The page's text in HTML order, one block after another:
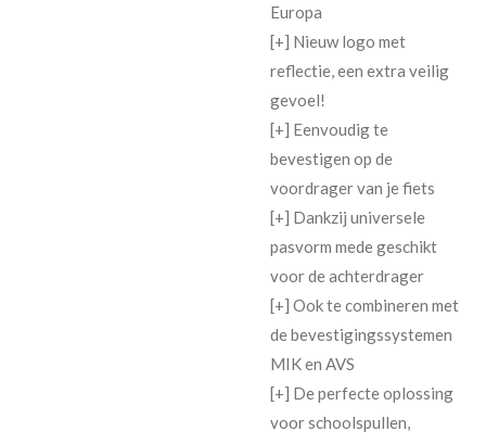
Europa
[+] Nieuw logo met
reflectie, een extra veilig
gevoel!
[+] Eenvoudig te
bevestigen op de
voordrager van je fiets
[+] Dankzij universele
pasvorm mede geschikt
voor de achterdrager
[+] Ook te combineren met
de bevestigingssystemen
MIK en AVS
[+] De perfecte oplossing
voor schoolspullen,